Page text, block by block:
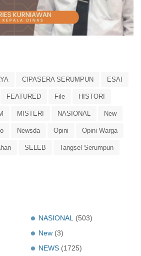
CIPASERA SERUMPUN ESAI
FEATURED File HISTORI
MISTERI NASIONAL New
Newsda Opini Opini Warga
SELEB Tangsel Serumpun
NASIONAL
(503)
New (3)
NEWS (1725)